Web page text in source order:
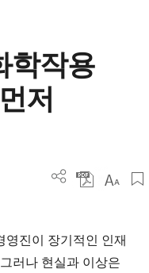
학작용
저
영진이 장기적인 인재
러나 현실과 이상은